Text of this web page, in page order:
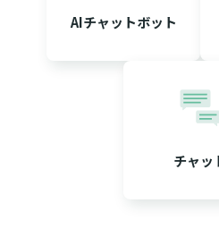
AIチャットボット
チャッ